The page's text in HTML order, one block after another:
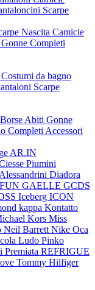
Scarpe
Nascita Camicie
Gonne Completi
Costumi da bagno
Scarpe
Borse Abiti Gonne
Completi Accessori
AR.IN
Piumini
Diadora
GAELLE GCDS
Iceberg ICON
kappa Kontatto
Kors Miss
Neil Barrett Nike Oca
Ludo Pinko
Premiata REFRIGUE
Tommy Hilfiger